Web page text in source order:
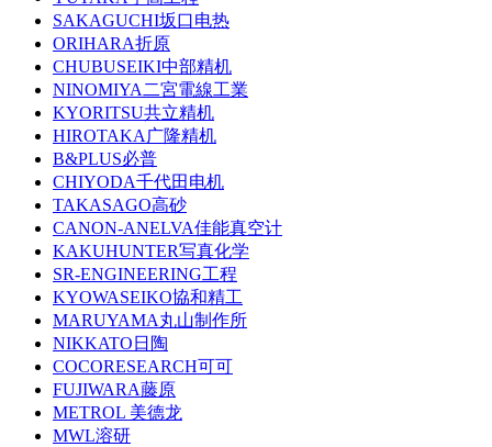
SAKAGUCHI坂口电热
ORIHARA折原
CHUBUSEIKI中部精机
NINOMIYA二宮電線工業
KYORITSU共立精机
HIROTAKA广隆精机
B&PLUS必普
CHIYODA千代田电机
TAKASAGO高砂
CANON-ANELVA佳能真空计
KAKUHUNTER写真化学
SR-ENGINEERING工程
KYOWASEIKO協和精工
MARUYAMA丸山制作所
NIKKATO日陶
COCORESEARCH可可
FUJIWARA藤原
METROL 美德龙
MWL溶研